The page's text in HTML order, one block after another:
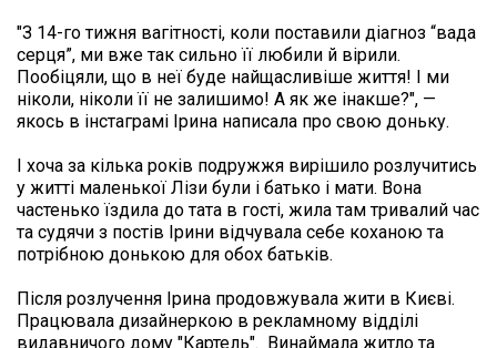
"З 14-го тижня вагітності, коли поставили діагноз “вада
серця”, ми вже так сильно її любили й вірили.
Пообіцяли, що в неї буде найщасливіше життя! І ми
ніколи, ніколи її не залишимо! А як же інакше?", —
якось в інстаграмі Ірина написала про свою доньку.
І хоча за кілька років подружжя вирішило розлучитись
у житті маленької Лізи були і батько і мати. Вона
частенько їздила до тата в гості, жила там тривалий час
та судячи з постів Ірини відчувала себе коханою та
потрібною донькою для обох батьків.
Після розлучення Ірина продовжувала жити в Києві.
Працювала дизайнеркою в рекламному відділі
видавничого дому "Картель".  Винаймала житло та